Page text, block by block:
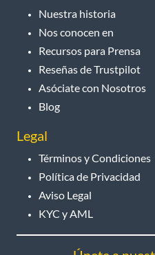
Nuestra historia
Nos conocen en
Recursos para Prensa
Reseñas de Trustpilot
Asóciate con Nosotros
Blog
Legal
Términos y Condiciones
Política de Privacidad
Aviso Legal
KYC y AML